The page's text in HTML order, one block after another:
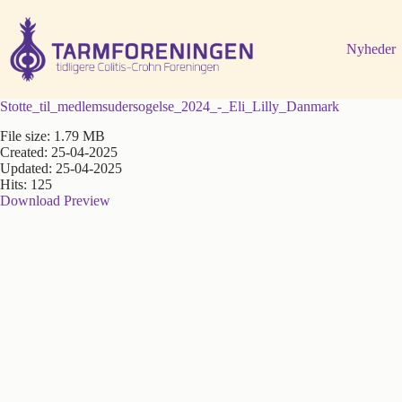
indhold
Nyheder
Stotte_til_medlemsudersogelse_2024_-_Eli_Lilly_Danmark
File size: 1.79 MB
Created: 25-04-2025
Updated: 25-04-2025
Hits: 125
Download Preview